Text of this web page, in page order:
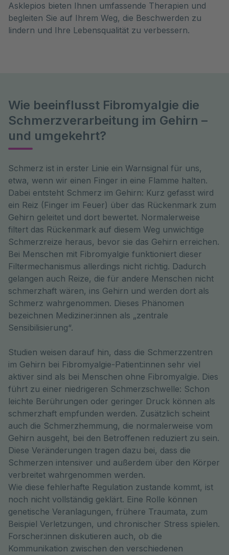
Asklepios bieten Ihnen umfassende Therapien und
begleiten Sie auf Ihrem Weg, die Beschwerden zu
lindern und Ihre Lebensqualität zu verbessern.
Wie beeinflusst Fibromyalgie die
Schmerzverarbeitung im Gehirn –
und umgekehrt?
Schmerz ist in erster Linie ein Warnsignal für uns,
etwa, wenn wir einen Finger in eine Flamme halten.
Dabei entsteht Schmerz im Gehirn: Kurz gefasst wird
ein Reiz (Finger im Feuer) über das Rückenmark zum
Gehirn geleitet und dort bewertet. Normalerweise
filtert das Rückenmark auf diesem Weg unwichtige
Schmerzreize heraus, bevor sie das Gehirn erreichen.
Bei Menschen mit Fibromyalgie funktioniert dieser
Filtermechanismus allerdings nicht richtig. Dadurch
gelangen auch Reize, die für andere Menschen nicht
schmerzhaft wären, ins Gehirn und werden dort als
Schmerz wahrgenommen. Dieses Phänomen
bezeichnen Mediziner:innen als „zentrale
Sensibilisierung“.
Studien weisen darauf hin, dass die Schmerzzentren
im Gehirn bei Fibromyalgie-Patient:innen sehr viel
aktiver sind als bei Menschen ohne Fibromyalgie. Dies
führt zu einer niedrigeren Schmerzschwelle: Schon
leichte Berührungen oder geringer Druck können als
schmerzhaft empfunden werden. Zusätzlich scheint
auch die Schmerzhemmung, die normalerweise vom
Gehirn ausgeht, bei den Betroffenen reduziert zu sein.
Diese Veränderungen tragen dazu bei, dass die
Schmerzen intensiver und außerdem über den Körper
verbreitet wahrgenommen werden.
Wie diese fehlerhafte Regulation zustande kommt, ist
noch nicht vollständig geklärt. Eine Rolle können
genetische Veranlagungen, frühere Traumata, zum
Beispiel Verletzungen, und chronischer Stress spielen.
Forscher:innen diskutieren auch, ob die
Kommunikation zwischen den verschiedenen